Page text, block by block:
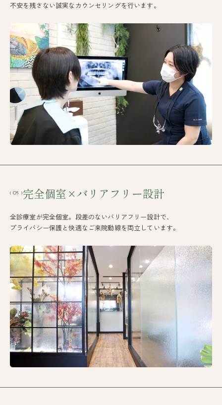
不安を残さない誠実なカウンセリングを行います。
( 05 )完全個室×バリアフリー設計
全診療室が完全個室。段差のないバリアフリー設計で、
プライバシー保護と快適なご来院動線を両立しています。